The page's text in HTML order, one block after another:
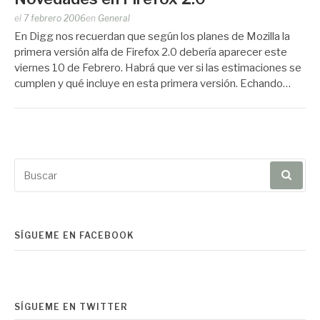
Publicado
por
Zootropo
el 7 febrero 2006en General
En Digg nos recuerdan que según los planes de Mozilla la
primera versión alfa de Firefox 2.0 debería aparecer este
viernes 10 de Febrero. Habrá que ver si las estimaciones se
cumplen y qué incluye en esta primera versión. Echando…
por:
SÍGUEME EN FACEBOOK
SÍGUEME EN TWITTER